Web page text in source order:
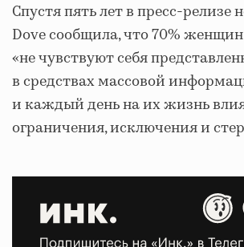
Спустя пять лет в пресс-релизе
Dove сообщила, что 70% женщин
«не чувствуют себя
в средствах массовой
и каждый день на их жизнь
ограничения, исключения и